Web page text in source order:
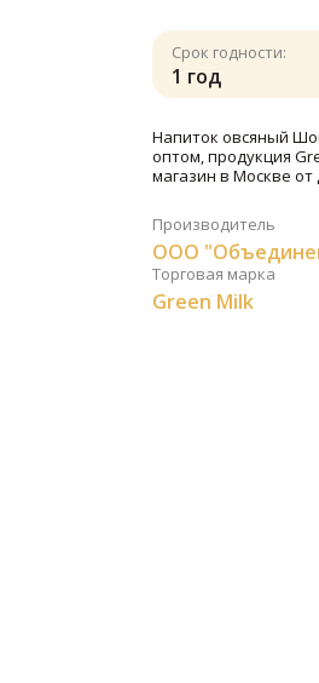
Срок годности:
1 год
Напиток овсяный
оптом, продукция
магазин в Москве
Производитель
ООО
Торговая марка
Green Milk